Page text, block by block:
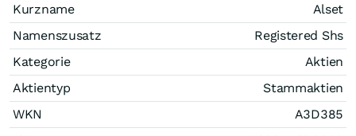
Kurzname
Alset
Namenszusatz
Registered Shs
Kategorie
Aktien
Aktientyp
Stammaktien
WKN
A3D385